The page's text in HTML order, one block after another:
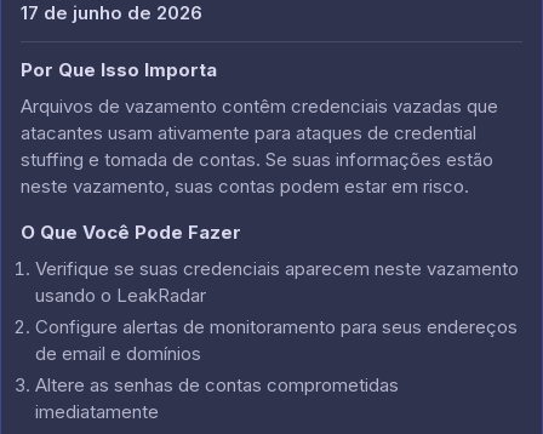
17 de junho de 2026
Por Que Isso Importa
Arquivos de vazamento contêm credenciais vazadas que
atacantes usam ativamente para ataques de credential
stuffing e tomada de contas. Se suas informações estão
neste vazamento, suas contas podem estar em risco.
O Que Você Pode Fazer
Verifique se suas credenciais aparecem neste vazamento
usando o LeakRadar
Configure alertas de monitoramento para seus endereços
de email e domínios
Altere as senhas de contas comprometidas
imediatamente